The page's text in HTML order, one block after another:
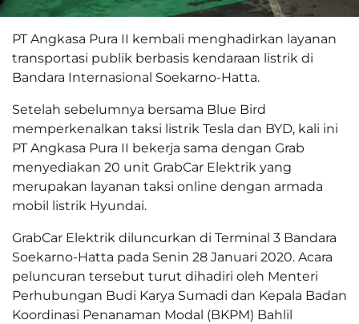
PT Angkasa Pura II kembali menghadirkan layanan
transportasi publik berbasis kendaraan listrik di
Bandara Internasional Soekarno-Hatta.
Setelah sebelumnya bersama Blue Bird
memperkenalkan taksi listrik Tesla dan BYD, kali ini
PT Angkasa Pura II bekerja sama dengan Grab
menyediakan 20 unit GrabCar Elektrik yang
merupakan layanan taksi online dengan armada
mobil listrik Hyundai.
GrabCar Elektrik diluncurkan di Terminal 3 Bandara
Soekarno-Hatta pada Senin 28 Januari 2020. Acara
peluncuran tersebut turut dihadiri oleh Menteri
Perhubungan Budi Karya Sumadi dan Kepala Badan
Koordinasi Penanaman Modal (BKPM) Bahlil